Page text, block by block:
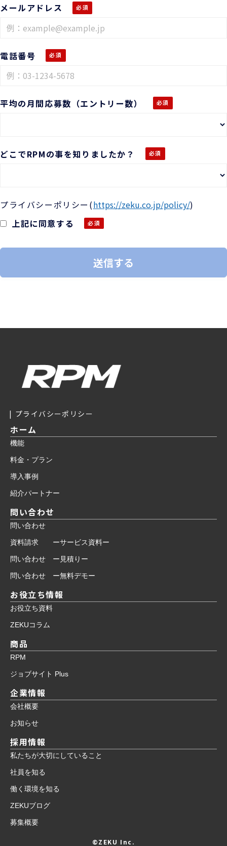
メールアドレス
電話番号
平均の月間応募数（エントリー数）
どこでRPMの事を知りましたか？
プライバシーポリシー (https://zeku.co.jp/policy/)
上記に同意する
プライバシーポリシー
ホーム
機能
料金・プラン
導入事例
紹介パートナー
問い合わせ
問い合わせ
資料請求 ーサービス資料ー
問い合わせ ー見積りー
問い合わせ ー無料デモー
お役立ち情報
お役立ち資料
ZEKUコラム
商品
RPM
ジョブサイト Plus
企業情報
会社概要
お知らせ
採用情報
私たちが大切にしていること
社員を知る
働く環境を知る
ZEKUブログ
募集概要
©ZEKU Inc.